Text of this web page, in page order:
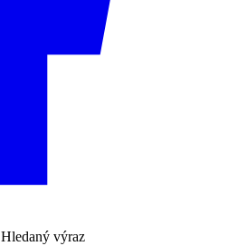
Hledaný výraz